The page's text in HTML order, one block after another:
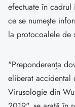
efectuate în cadrul
ce se numește
la protocoalele de
"Preponderența
eliberat accidental
Virusologie din